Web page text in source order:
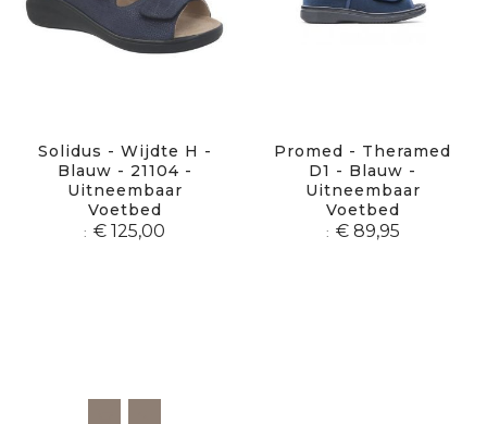
Solidus - Wijdte H -
Blauw - 21104 -
Uitneembaar
Voetbed
€ 125,00
Promed - Theramed
D1 - Blauw -
Uitneembaar
Voetbed
€ 89,95